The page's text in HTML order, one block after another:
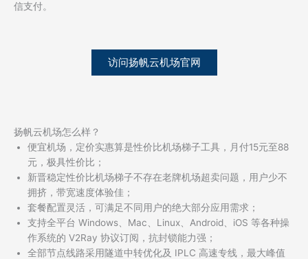
信支付。
访问扬帆云机场官网
扬帆云机场怎么样？
便宜机场，定价实惠算是性价比机场梯子工具，月付15元至88
元，极具性价比；
新晋稳定性价比机场梯子不存在老牌机场超卖问题，用户少不
拥挤，带宽速度体验佳；
套餐配置灵活，可满足不同用户的绝大部分应用需求；
支持全平台 Windows、Mac、Linux、Android、iOS 等各种操
作系统的 V2Ray 协议订阅，抗封锁能力强；
全部节点线路采用隧道中转优化及 IPLC 高速专线，最大峰值